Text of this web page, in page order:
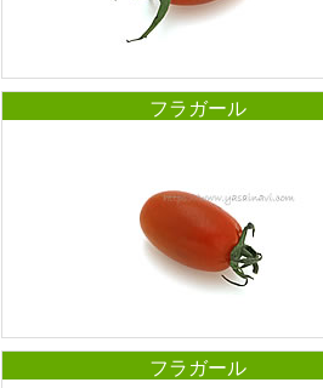
フラガール
フラガール